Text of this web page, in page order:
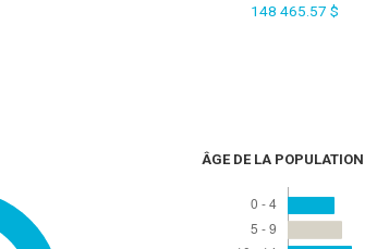
148 465.57 $
ÂGE DE LA POPULATION